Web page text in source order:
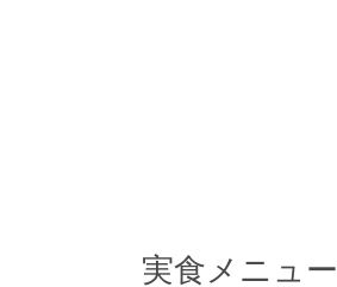
実食メニュー